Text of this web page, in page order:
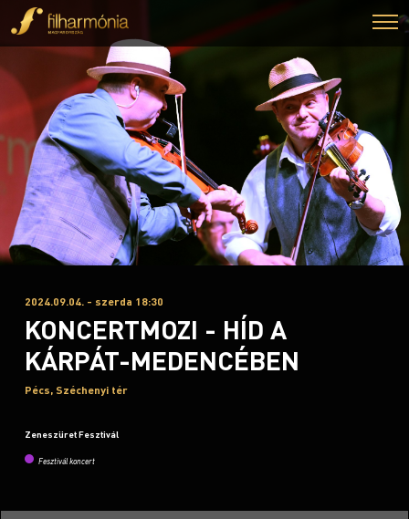
2024.09.04. - szerda 18:30
KONCERTMOZI - HÍD A
KÁRPÁT-MEDENCÉBEN
Pécs, Széchenyi tér
Zeneszüret Fesztivál
Fesztivál koncert